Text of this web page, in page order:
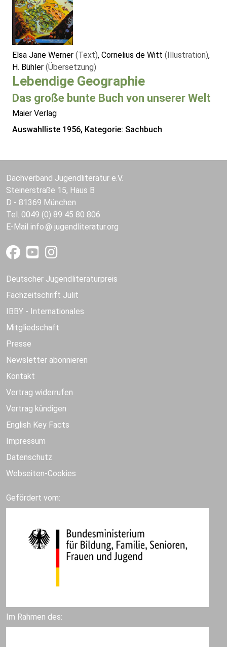
Elsa Jane Werner (Text), Cornelius de Witt (Illustration),
H. Bühler (Übersetzung)
Lebendige Geographie
Das große bunte Buch von unserer Welt
Maier Verlag
Auswahlliste 1956, Kategorie: Sachbuch
Dachverband Jugendliteratur e.V.
Steinerstraße 15, Haus B
D - 81369 München
Tel. 0049 (0) 89 45 80 806
E-Mail info jugendliteratur.org
Deutscher Jugendliteraturpreis
Fachzeitschrift Julit
IBBY - Internationales
Mitgliedschaft
Presse
Newsletter abonnieren
Kontakt
Vertrag widerrufen
Vertrag kündigen
English Key Facts
Impressum
Datenschutz
Webseiten-Cookies
Gefördert vom:
Im Rahmen des: